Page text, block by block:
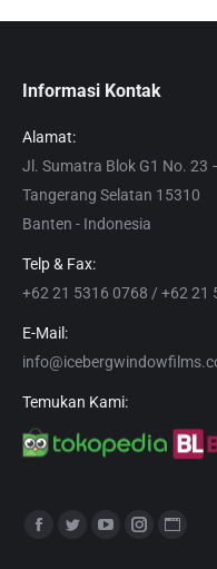
Informasi Kontak
Alamat:
Jl. Sumatra Blok G1 No. 23
Tangerang Selatan 15310
Banten - Indonesia
Telp & Fax:
+62 21 5316 0768 / +62 21
E-Mail:
Temukan Kami:
Find us on: